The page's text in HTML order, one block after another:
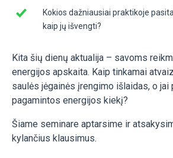
Kokios dažniausiai praktikoje
kaip jų išvengti?
Kita šių dienų aktualija – savoms
energijos apskaita. Kaip tinkamai
saulės jėgainės įrengimo išlaidas, o jai
pagamintos energijos kiekį?
Šiame seminare aptarsime ir
kylančius klausimus.